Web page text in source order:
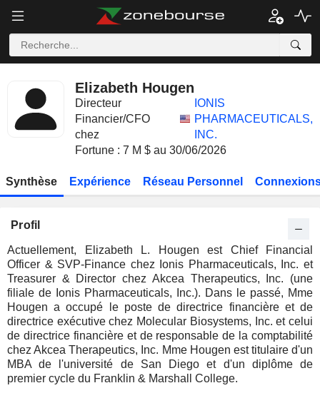
Elizabeth Hougen
Directeur
Financier/CFO
chez
IONIS
PHARMACEUTICALS,
INC.
Fortune : 7 M $ au 30/06/2026
Synthèse Expérience Réseau Personnel
Profil
Actuellement, Elizabeth L. Hougen est Chief Financial
Officer & SVP-Finance chez Ionis Pharmaceuticals, Inc. et
Treasurer & Director chez Akcea Therapeutics, Inc. (une
filiale de Ionis Pharmaceuticals, Inc.). Dans le passé, Mme
Hougen a occupé le poste de directrice financière et de
directrice exécutive chez Molecular Biosystems, Inc. et celui
de directrice financière et de responsable de la comptabilité
chez Akcea Therapeutics, Inc. Mme Hougen est titulaire d'un
MBA de l'université de San Diego et d'un diplôme de
premier cycle du Franklin & Marshall College.